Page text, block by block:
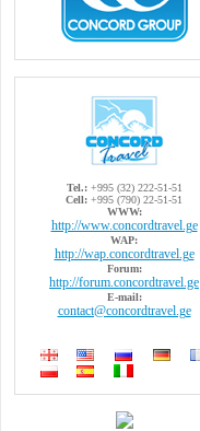
Tel.:+995 (32) 222-51-51
Cell: +995 (790) 22-51-51
WWW:
http://www.concordtravel.ge
WAP:
http://wap.concordtravel.ge
Forum:
http://forum.concordtravel.ge
E-mail:
contact@concordtravel.ge